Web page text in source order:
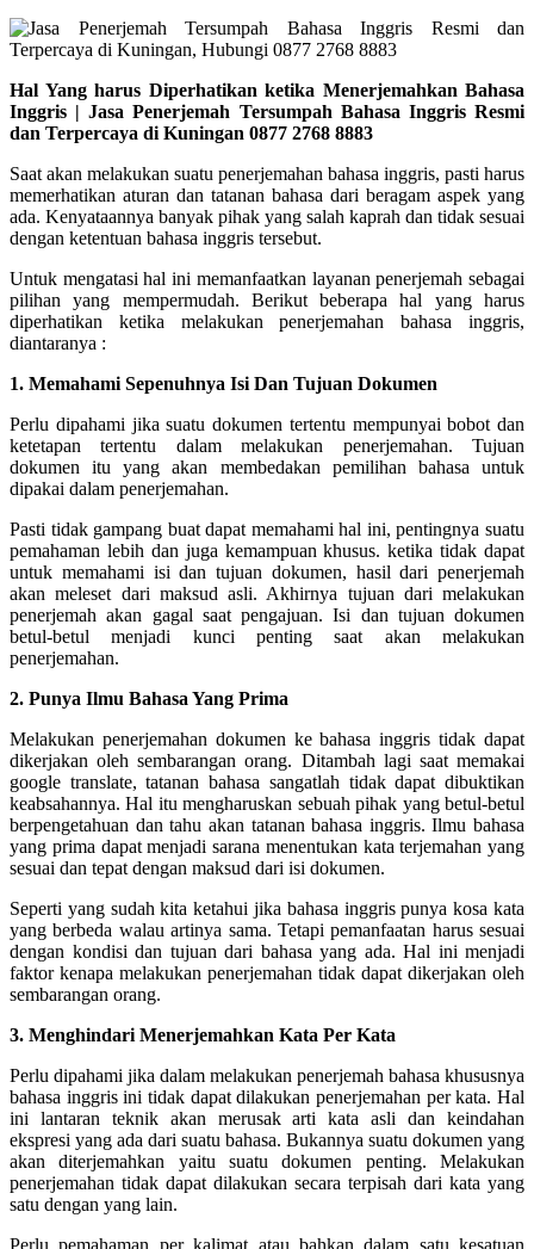
Hal Yang harus Diperhatikan ketika Menerjemahkan Bahasa
Inggris | Jasa Penerjemah Tersumpah Bahasa Inggris Resmi
dan Terpercaya di Kuningan 0877 2768 8883
Saat akan melakukan suatu penerjemahan bahasa inggris, pasti harus
memerhatikan aturan dan tatanan bahasa dari beragam aspek yang
ada. Kenyataannya banyak pihak yang salah kaprah dan tidak sesuai
dengan ketentuan bahasa inggris tersebut.
Untuk mengatasi hal ini memanfaatkan layanan penerjemah sebagai
pilihan yang mempermudah. Berikut beberapa hal yang harus
diperhatikan ketika melakukan penerjemahan bahasa inggris,
diantaranya :
1. Memahami Sepenuhnya Isi Dan Tujuan Dokumen
Perlu dipahami jika suatu dokumen tertentu mempunyai bobot dan
ketetapan tertentu dalam melakukan penerjemahan. Tujuan
dokumen itu yang akan membedakan pemilihan bahasa untuk
dipakai dalam penerjemahan.
Pasti tidak gampang buat dapat memahami hal ini, pentingnya suatu
pemahaman lebih dan juga kemampuan khusus. ketika tidak dapat
untuk memahami isi dan tujuan dokumen, hasil dari penerjemah
akan meleset dari maksud asli. Akhirnya tujuan dari melakukan
penerjemah akan gagal saat pengajuan. Isi dan tujuan dokumen
betul-betul menjadi kunci penting saat akan melakukan
penerjemahan.
2. Punya Ilmu Bahasa Yang Prima
Melakukan penerjemahan dokumen ke bahasa inggris tidak dapat
dikerjakan oleh sembarangan orang. Ditambah lagi saat memakai
google translate, tatanan bahasa sangatlah tidak dapat dibuktikan
keabsahannya.Hal itu mengharuskan sebuah pihak yang betul-betul
berpengetahuan dan tahu akan tatanan bahasa inggris. Ilmu bahasa
yang prima dapat menjadi sarana menentukan kata terjemahan yang
sesuai dan tepat dengan maksud dari isi dokumen.
Seperti yang sudah kita ketahui jika bahasa inggris punya kosa kata
yang berbeda walau artinya sama. Tetapi pemanfaatan harus sesuai
dengan kondisi dan tujuan dari bahasa yang ada. Hal ini menjadi
faktor kenapa melakukan penerjemahan tidak dapat dikerjakan oleh
sembarangan orang.
3. Menghindari Menerjemahkan Kata Per Kata
Perlu dipahami jika dalam melakukan penerjemah bahasa khususnya
bahasa inggris ini tidak dapat dilakukan penerjemahan per kata. Hal
ini lantaran teknik akan merusak arti kata asli dan keindahan
ekspresi yang ada dari suatu bahasa. Bukannya suatu dokumen yang
akan diterjemahkan yaitu suatu dokumen penting. Melakukan
penerjemahan tidak dapat dilakukan secara terpisah dari kata yang
satu dengan yang lain.
Perlu pemahaman per kalimat atau bahkan dalam satu kesatuan